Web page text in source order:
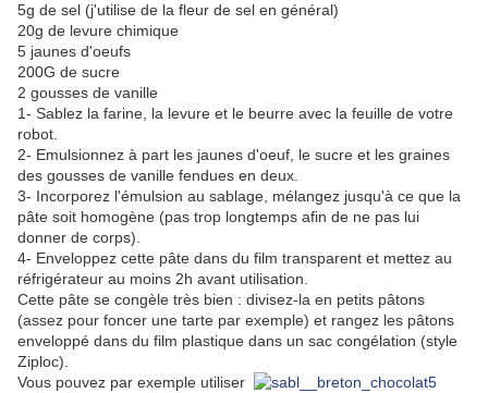
5g de sel (j'utilise de la fleur de sel en général)
20g de levure chimique
5 jaunes d'oeufs
200G de sucre
2 gousses de vanille
1- Sablez la farine, la levure et le beurre avec la feuille de votre
robot.
2- Emulsionnez à part les jaunes d'oeuf, le sucre et les graines
des gousses de vanille fendues en deux.
3- Incorporez l'émulsion au sablage, mélangez jusqu'à ce que la
pâte soit homogène (pas trop longtemps afin de ne pas lui
donner de corps).
4- Enveloppez cette pâte dans du film transparent et mettez au
réfrigérateur au moins 2h avant utilisation.
Cette pâte se congèle très bien : divisez-la en petits pâtons
(assez pour foncer une tarte par exemple) et rangez les pâtons
enveloppé dans du film plastique dans un sac congélation (style
Ziploc).
Vous pouvez par exemple utiliser